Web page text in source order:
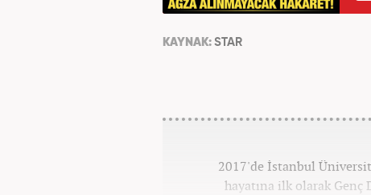
KAYNAK: STAR
2017'de İstanbul
hayatına ilk olarak Genç